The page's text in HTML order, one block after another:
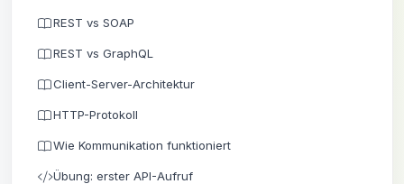
REST vs SOAP
REST vs GraphQL
Client-Server-Architektur
HTTP-Protokoll
Wie Kommunikation funktioniert
Übung: erster API-Aufruf